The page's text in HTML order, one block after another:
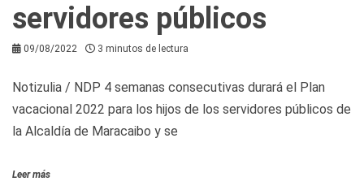
servidores públicos
09/08/2022 3 minutos de lectura
Notizulia / NDP 4 semanas consecutivas durará el Plan
vacacional 2022 para los hijos de los servidores públicos de
la Alcaldía de Maracaibo y se
Leer más